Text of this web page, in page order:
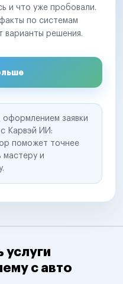
и что уже пробовали.
по системам
варианты решения.
оформлением заявки
Карвэй ИИ:
поможет точнее
мастеру и
услуги
с авто